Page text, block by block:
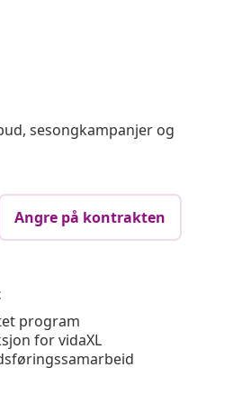
sesongkampanjer og
Angre på kontrakten
program
for vidaXL